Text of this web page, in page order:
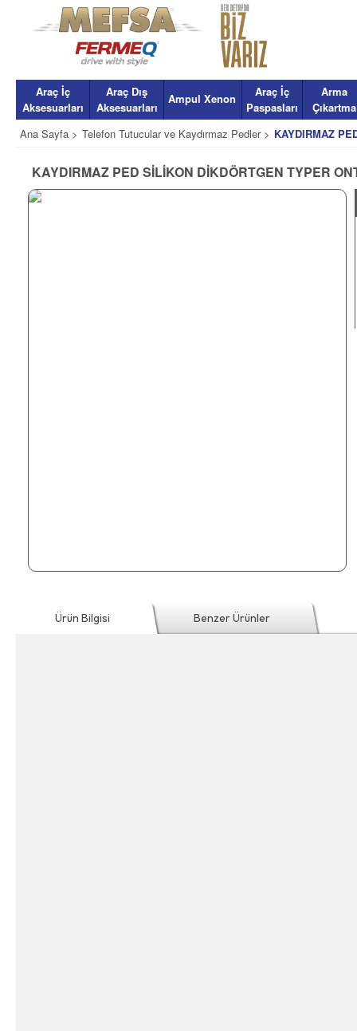
Araç İç
Aksesuarları
Araç Dış
Aksesuarları
Ampul Xenon
Araç İç
Paspasları
Arma
Çıkartma
Ana Sayfa > Telefon Tutucular ve Kaydırmaz Pedler > KAYDIRMAZ
KAYDIRMAZ PED SİLİKON DİKDÖRTGEN TYPER
Ürün Bilgisi Benzer Ürünler